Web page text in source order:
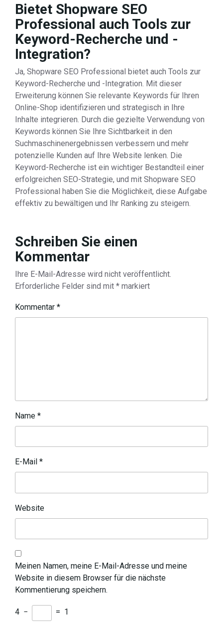
Bietet Shopware SEO
Professional auch Tools zur
Keyword-Recherche und -
Integration?
Ja, Shopware SEO Professional bietet auch Tools zur
Keyword-Recherche und -Integration. Mit dieser
Erweiterung können Sie relevante Keywords für Ihren
Online-Shop identifizieren und strategisch in Ihre
Inhalte integrieren. Durch die gezielte Verwendung von
Keywords können Sie Ihre Sichtbarkeit in den
Suchmaschinenergebnissen verbessern und mehr
potenzielle Kunden auf Ihre Website lenken. Die
Keyword-Recherche ist ein wichtiger Bestandteil einer
erfolgreichen SEO-Strategie, und mit Shopware SEO
Professional haben Sie die Möglichkeit, diese Aufgabe
effektiv zu bewältigen und Ihr Ranking zu steigern.
Schreiben Sie einen
Kommentar
Ihre E-Mail-Adresse wird nicht veröffentlicht.
Erforderliche Felder sind mit * markiert
Kommentar *
Name *
E-Mail *
Website
Meinen Namen, meine E-Mail-Adresse und meine
Website in diesem Browser für die nächste
Kommentierung speichern.
4 − = 1